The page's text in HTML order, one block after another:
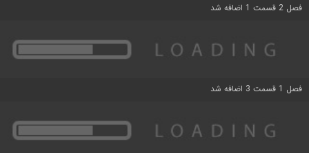
فصل 2 قسمت 1 اضافه شد
فصل 1 قسمت 3 اضافه شد